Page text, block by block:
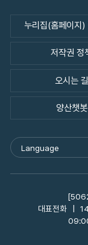
누리집(홈페이지)
저작권 정
오시는 길
양산챗봇
Language
외
어
대표전화